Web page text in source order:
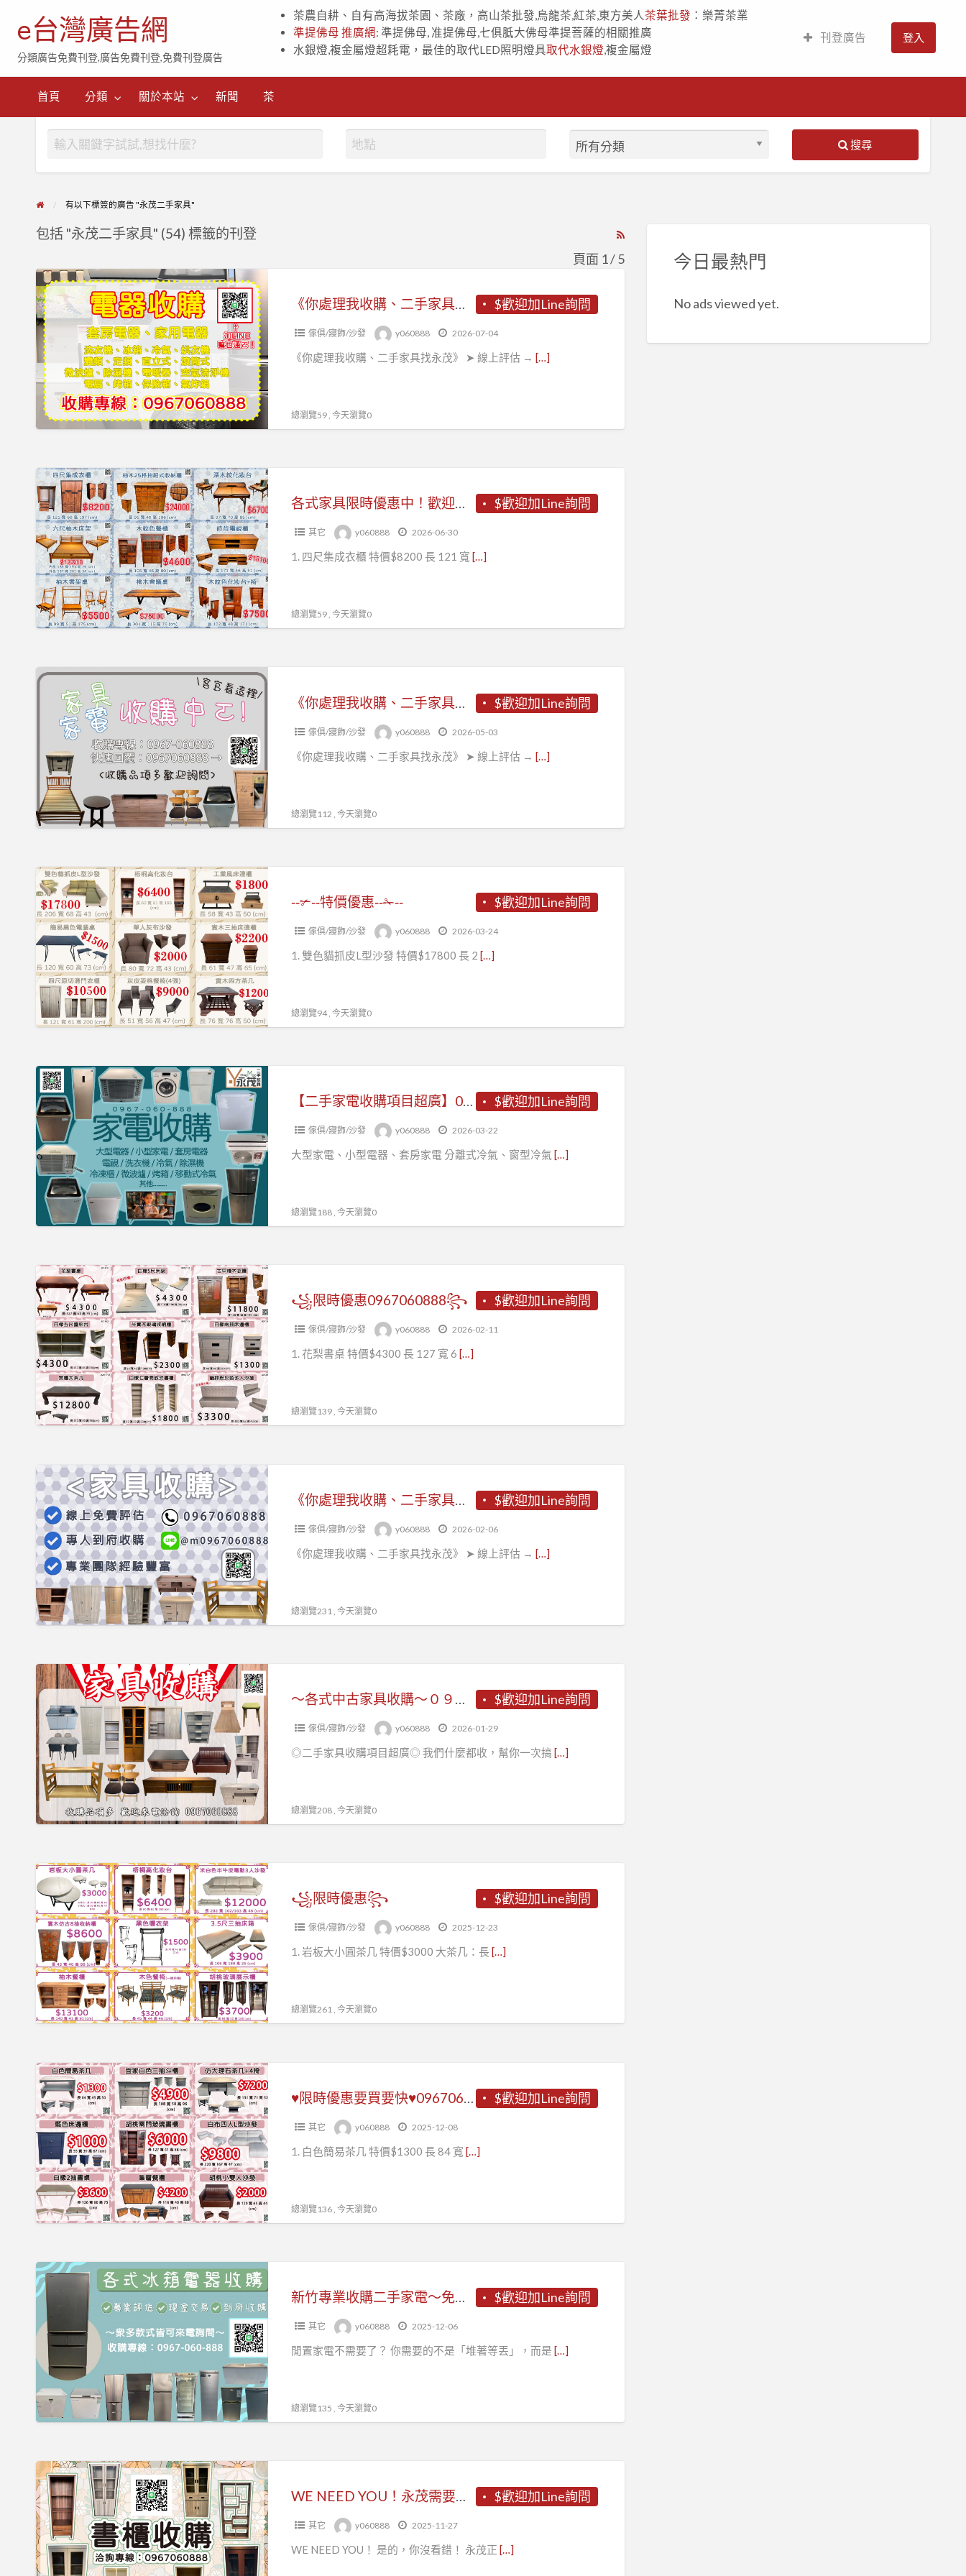
e台灣廣告網
分類廣告免費刊登,廣告免費刊登,免費刊登廣告
茶農自耕、自有高海拔茶園、茶廠，高山茶批發,烏龍茶,紅茶,東方美人茶葉批發 ：樂菁茶業
準提佛母 推廣網: 準提佛母, 准提佛母,七俱胝大佛母準提菩薩的相關推廣
水銀燈,複金屬燈超耗電，最佳的取代LED照明燈具取代水銀燈 ,複金屬燈
刊登廣告 登入
首頁 分類 關於本站 新聞 茶
搜尋
有以下標簽的廣告 "永茂二手家具"
RSS
Feed
具
包括 "永茂二手家具" (54) 標籤的刊登
頁面 1 / 5
《你
處
理
我
收
購、
二
手
家
找
永
茂》
$歡迎加Line詢問
《你處理我收購、二手家具找永茂》
傢俱/寢飾/沙發 y060888 2026-07-04
《你處理我收購、二手家具找永茂》 ➤ 線上評估 → […]
總瀏覽59 , 今天瀏覽0
各
式
家
具
限
時
優
惠
中！
迎
選
購！
0967060888！
$歡迎加Line詢問
各式家具限時優惠中！歡迎現場參觀選購！0967060888！
其它 y060888 2026-06-30
1. 四尺集成衣櫃 特價$8200 長 121 寬 […]
總瀏覽59 , 今天瀏覽0
《你
收
購、
二
手
家
找
永
茂》
$歡迎加Line詢問
《你處理我收購、二手家具找永茂》
傢俱/寢飾/沙發 y060888 2026-05-03
《你處理我收購、二手家具找永茂》 ➤ 線上評估 → […]
總瀏覽112 , 今天瀏覽0
‐
‐
✃
特
價
優
惠
‐
✁
‐
‐
$歡迎加Line詢問
‐‐✃‐‐特價優惠‐‐✁‐‐
傢俱/寢飾/沙發 y060888 2026-03-24
1. 雙色貓抓皮L型沙發 特價$17800 長 2 […]
總瀏覽94 , 今天瀏覽0
【二
手
家
電
收
購
項
目
超
0967-
060888
$歡迎加Line詢問
【二手家電收購項目超廣】0967-060888
傢俱/寢飾/沙發 y060888 2026-03-22
大型家電、小型電器、套房家電 分離式冷氣、窗型冷氣 […]
總瀏覽188 , 今天瀏覽0
꧁
限
時
優
惠
0967060888꧂
$歡迎加Line詢問
꧁限時優惠0967060888꧂
傢俱/寢飾/沙發 y060888 2026-02-11
1. 花梨書桌 特價$4300 長 127 寬 6 […]
總瀏覽139 , 今天瀏覽0
《你
處
理
我
收
購、
二
手
家
找
永
茂》
$歡迎加Line詢問
《你處理我收購、二手家具找永茂》
傢俱/寢飾/沙發 y060888 2026-02-06
《你處理我收購、二手家具找永茂》 ➤ 線上評估 → […]
總瀏覽231 , 今天瀏覽0
～
各
式
中
古
家
具
收
購
０
９
７
０
６
０
８
８
$歡迎加Line詢問
～各式中古家具收購～０９６７０６０８８８
傢俱/寢飾/沙發 y060888 2026-01-29
◎二手家具收購項目超廣◎ 我們什麼都收，幫你一次搞 […]
總瀏覽208 , 今天瀏覽0
꧁
限
時
優
惠
꧂
$歡迎加Line詢問
꧁限時優惠꧂
傢俱/寢飾/沙發 y060888 2025-12-23
1. 岩板大小圓茶几 特價$3000 大茶几：長 […]
總瀏覽261 , 今天瀏覽0
♥
限
時
優
惠
要
買
要
快
$歡迎加Line詢問
♥限時優惠要買要快♥0967060888♥
其它 y060888 2025-12-08
1. 白色簡易茶几 特價$1300 長 84 寬 […]
總瀏覽136 , 今天瀏覽0
新
竹
專
業
收
購
二
手
家
～
免
估
價
費
免
$歡迎加Line詢問
新竹專業收購二手家電～免估價費免搬運費0967060888
其它 y060888 2025-12-06
閒置家電不需要了？ 你需要的不是「堆著等丟」，而是 […]
總瀏覽135 , 今天瀏覽0
WE
NEED
YOU！
永
茂
需
$歡迎加Line詢問
WE NEED YOU！永茂需要你！
其它 y060888 2025-11-27
WE NEED YOU！ 是的，你沒看錯！ 永茂正 […]
今日最熱門
No ads viewed yet.